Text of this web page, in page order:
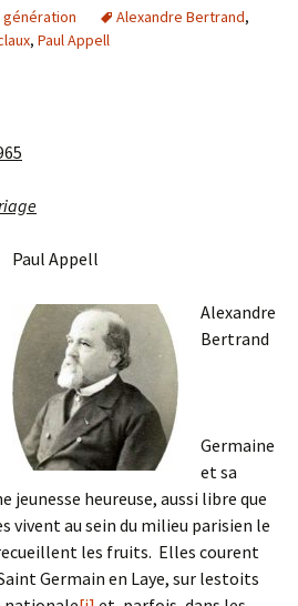
génération Alexandre Bertrand,
, Paul Appell
Paul Appell
Alexandre
Bertrand
Germaine
et sa
heureuse, aussi libre que
vivent au sein du milieu parisien le
les fruits. Elles courent
Germain en Laye, sur lestoits